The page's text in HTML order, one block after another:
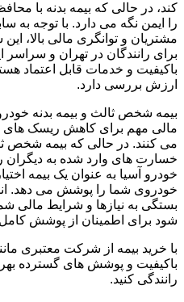
کند، در حالی که بیمه بدنه با
را ایمن نگه می دارد. با توجه
مشتریان و توانگری مالی بالا،
برای رانندگان در تهران و سراسر
باکیفیت و خدمات قابل اعتماد
ارزش بررسی دارد.
بیمه شخص ثالث و بیمه بدنه
مالی مهم برای کاهش ریسک های
می کنند. در حالی که بیمه شخص
خسارت های وارد شده به دیگران
خودرو آسیا به عنوان یک بیمه
خودروی شما را پوشش می دهد.
بستگی به نیازها و شرایط مالی
شود برای اطمینان از پوشش
با خرید بیمه از شرکت معتبری
باکیفیت و پوشش های گسترده
رانندگی کنید.